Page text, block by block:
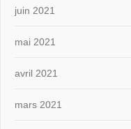
juin 2021
mai 2021
avril 2021
mars 2021